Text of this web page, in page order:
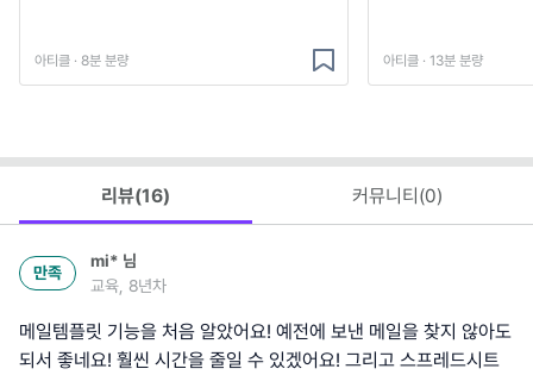
아티클 · 8분 분량 아티클 · 13분 분량
리뷰(16) 커뮤니티(0)
만족
mi* 님
교육, 8년차
메일템플릿 기능을 처음 알았어요! 예전에 보낸 메일을 찾지 않아도
되서 좋네요! 훨씬 시간을 줄일 수 있겠어요! 그리고 스프레드시트